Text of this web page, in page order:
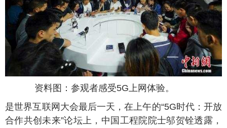
资料图：参观者感受5G上网体验。
是世界互联网大会最后一天，在上午的“5G时代：开放
合作共创未来”论坛上，中国工程院院士邬贺铨透露，